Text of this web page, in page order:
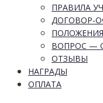
ПРАВИЛА
ДОГОВОР-
ПОЛОЖЕНИЯ
ВОПРОС —
ОТЗЫВЫ
НАГРАДЫ
ОПЛАТА